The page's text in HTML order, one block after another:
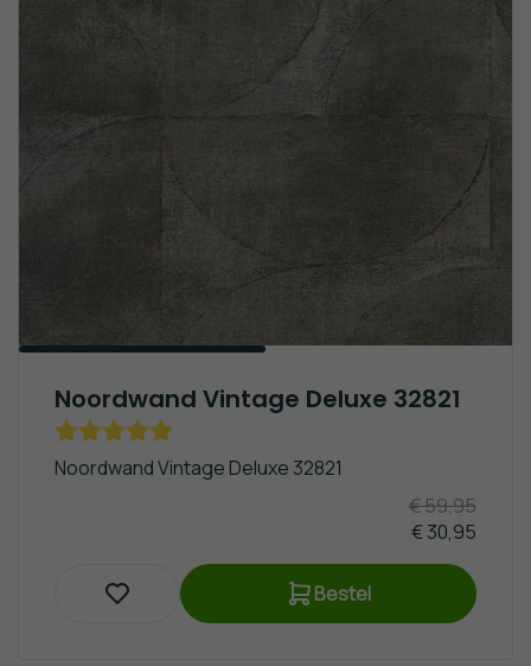
Noordwand Vintage Deluxe 32821
Noordwand Vintage Deluxe 32821
€ 59,95
€ 30,95
Bestel